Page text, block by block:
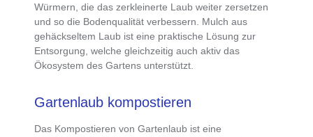
Würmern , die das zerkleinerte Laub weiter zersetzen
und so die Bodenqualität verbessern. Mulch aus
gehäckseltem Laub ist eine praktische Lösung zur
Entsorgung, welche gleichzeitig auch aktiv das
Ökosystem des Gartens unterstützt.
Gartenlaub kompostieren
Das Kompostieren von Gartenlaub ist eine